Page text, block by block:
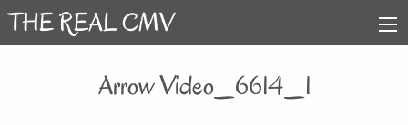
Arrow Video_6614_1